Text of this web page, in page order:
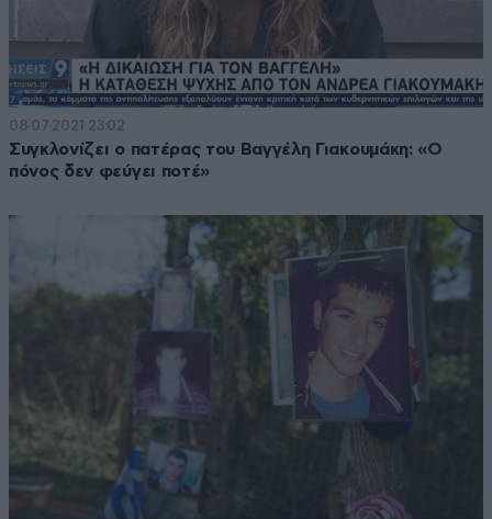
08·07·2021 23:02
Συγκλονίζει ο πατέρας του Βαγγέλη Γιακουμάκη: «Ο
πόνος δεν φεύγει ποτέ»